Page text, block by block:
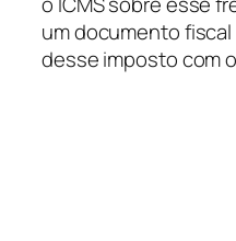
um documento
desse imposto com o